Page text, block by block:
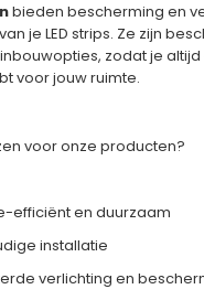
bieden bescherming en
je LED strips. Ze zijn
zodat je altijd
voor jouw ruimte.
voor onze producten?
efficiënt en duurzaam
installatie
verlichting en